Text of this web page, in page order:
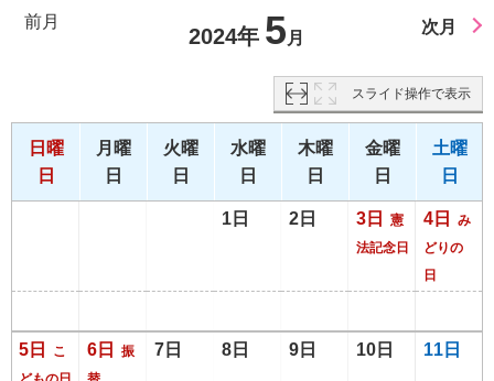
前月
2024年 5 月
次月
スライド操作で表示
日曜
日
月曜
日
火曜
日
水曜
日
木曜
日
金曜
日
土曜
日
1日 2日 3日
憲
法記念日
4日
み
どりの
日
5日
こ
6日
振
7日 8日 9日 10日 11日